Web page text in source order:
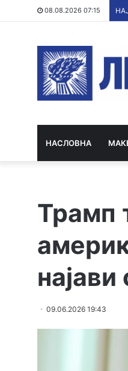
08.08.2026 07:15
НАСЛОВНА
Трамп
09.06.2026 19:43